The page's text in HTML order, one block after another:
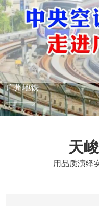
广州地铁
天
用品质演绎